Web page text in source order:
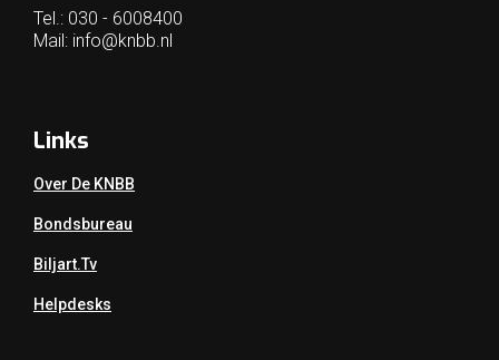
Tel.: 030 - 6008400
Mail: info@knbb.nl
Links
Over De KNBB
Bondsbureau
Biljart.tv
Helpdesks